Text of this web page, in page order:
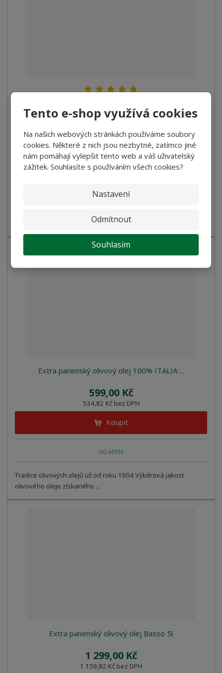
Tento e-shop využívá cookies
Na našich webových stránkách používáme soubory
cookies. Některé z nich jsou nezbytné, zatímco jiné
nám pomáhají vylepšit tento web a váš uživatelský
zážitek. Souhlasíte s používáním všech cookies?
Nastavení
Odmítnout
Souhlasím
Extra panenský olivový olej Basso 1l
379,00 Kč
338,39 Kč bez DPH
Koupit
olivového oleje získaného ...
Extra panenský olivový olej 100% ITALIA ...
599,00 Kč
534,82 Kč bez DPH
Koupit
SKLADEM
Tradice olivových olejů už od roku 1904 Výběrová jakost
olivového oleje získaného ...
Extra panenský olivový olej Basso 5l
1 299,00 Kč
1 159,82 Kč bez DPH